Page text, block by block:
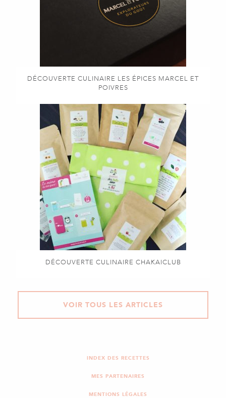
DÉCOUVERTE CULINAIRE LES ÉPICES MARCEL ET
POIVRES
DÉCOUVERTE CULINAIRE CHAKAICLUB
VOIR TOUS LES ARTICLES
INDEX DES RECETTES
MES PARTENAIRES
MENTIONS LÉGALES